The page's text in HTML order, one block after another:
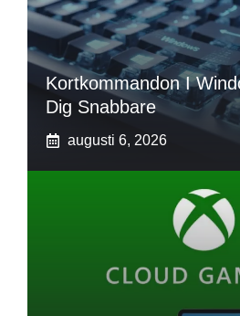
Kortkommandon I
Dig Snabbare
augusti 6, 2026